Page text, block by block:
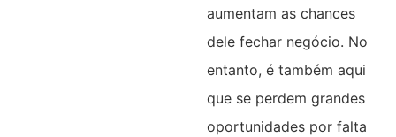
aumentam as chances
dele fechar negócio. No
entanto, é também aqui
que se perdem grandes
oportunidades por falta